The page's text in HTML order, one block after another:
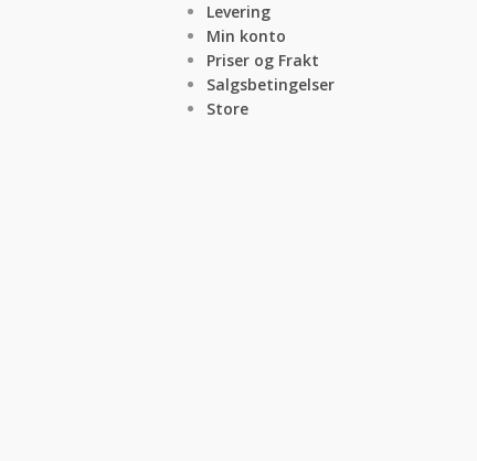
Levering
Min konto
Priser og Frakt
Salgsbetingelser
Store